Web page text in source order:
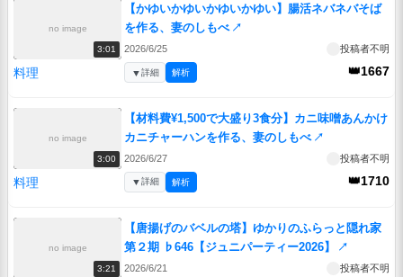
no image
3:01
【かゆいかゆいかゆいかゆい】腸活ネバネバそば
を作る、妻のしもべ ↗
2026/6/25 投稿者不明
料理 👑1667
▼詳細 解析
no image
3:00
【材料費¥1,500で大盛り3食分】カニ味噌あんかけ
カニチャーハンを作る、妻のしもべ ↗
2026/6/27 投稿者不明
料理 👑1710
▼詳細 解析
no image
3:21
【唐揚げのバベルの塔】ゆかりのふらっと隠れ家
第２期 ♭646【ジュニパーティー2026】
↗
2026/6/21 投稿者不明